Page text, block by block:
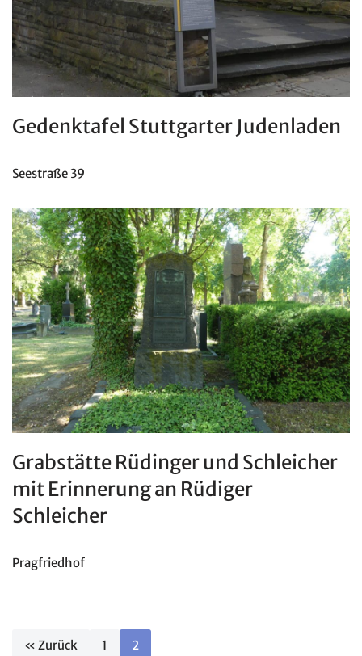
Gedenktafel Stuttgarter Judenladen
Seestraße 39
Grabstätte Rüdinger und Schleicher
mit Erinnerung an Rüdiger
Schleicher
Pragfriedhof
« Zurück 1 2